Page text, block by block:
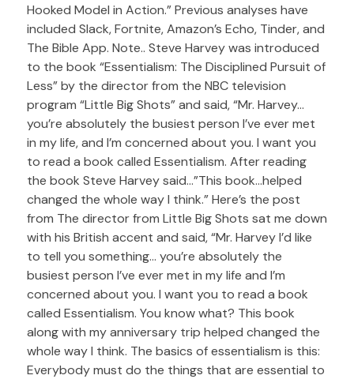
Hooked Model in Action.” Previous analyses have
included Slack, Fortnite, Amazon’s Echo, Tinder, and
The Bible App. Note.. Steve Harvey was introduced
to the book “Essentialism: The Disciplined Pursuit of
Less” by the director from the NBC television
program “Little Big Shots” and said, “Mr. Harvey…
you’re absolutely the busiest person I’ve ever met
in my life, and I’m concerned about you. I want you
to read a book called Essentialism. After reading
the book Steve Harvey said…”This book…helped
changed the whole way I think.” Here’s the post
from The director from Little Big Shots sat me down
with his British accent and said, “Mr. Harvey I’d like
to tell you something… you’re absolutely the
busiest person I’ve ever met in my life and I’m
concerned about you. I want you to read a book
called Essentialism. You know what? This book
along with my anniversary trip helped changed the
whole way I think. The basics of essentialism is this:
Everybody must do the things that are essential to